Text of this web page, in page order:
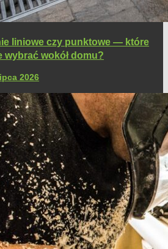
liniowe czy punktowe — które
wybrać wokół domu?
2026